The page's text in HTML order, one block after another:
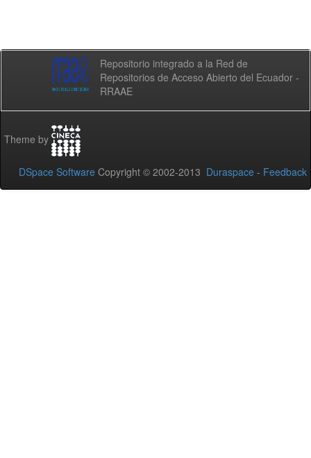
Repositorio integrado a la Red de
Repositorios de Acceso Abierto del Ecuador -
RRAAE
Theme by
DSpace Software Copyright © 2002-2013 Duraspace - Feedback